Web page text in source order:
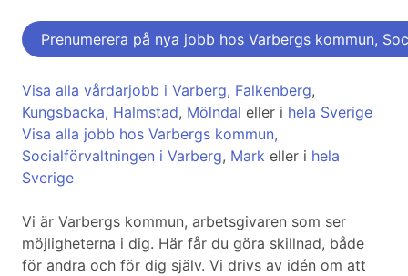
Prenumerera på nya jobb hos Varbergs kommun,
Visa alla vårdarjobb i Varberg, Falkenberg,
Kungsbacka, Halmstad, Mölndal eller i hela Sverige
Visa alla jobb hos Varbergs kommun,
Socialförvaltningen i Varberg, Mark eller i hela
Sverige
Vi är Varbergs kommun, arbetsgivaren som ser
möjligheterna i dig. Här får du göra skillnad, både
för andra och för dig själv. Vi drivs av idén om att